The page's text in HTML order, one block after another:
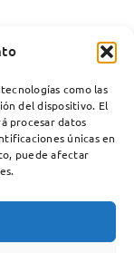
como las
del dispositivo. El
procesar datos
únicas en
puede afectar